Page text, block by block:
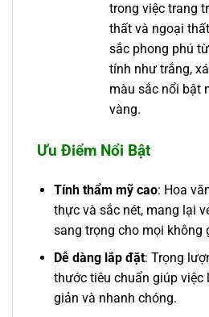
trong việc trang
thất và ngoại
sắc phong phú
tính như trắng,
màu sắc nổi bật
vàng.
Ưu Điểm Nổi Bật
Tính thẩm mỹ cao: Hoa
thực và sắc nét, mang lại
sang trọng cho mọi không
Dễ dàng lắp đặt: Trọng
thước tiêu chuẩn giúp việc
giản và nhanh chóng.